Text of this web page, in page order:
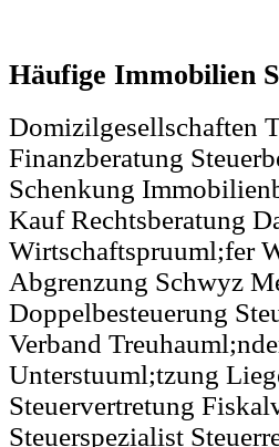
Häufige Immobilien
Domizilgesellschaften
Finanzberatung
Schenkung
Kauf Rechtsberatung
Wirtschaftspruuml;fer
Abgrenzung Schwyz
Doppelbesteuerung
Verband
Unterstuuml;tzung
Steuervertretung
Steuerspezialist